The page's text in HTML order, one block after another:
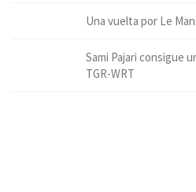
Una vuelta por Le
Sami Pajari consigue
TGR-WRT